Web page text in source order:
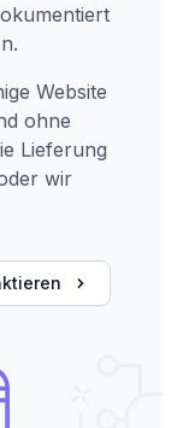
Website
ohne
Lieferung
wir